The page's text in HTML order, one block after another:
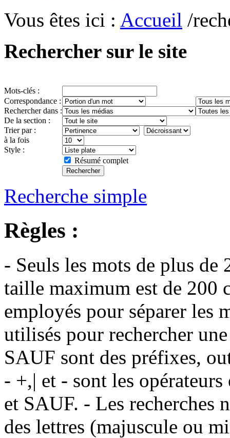
Vous êtes ici : Accueil /
Rechercher sur le site
Mots-clés :
Correspondance :
Rechercher dans :
De la section :
Trier par :
à la fois
Style :
Résumé complet
Recherche simple
Règles :
- Seuls les mots de plus de
taille maximum est de 200
employés pour séparer les
utilisés pour rechercher
SAUF sont des préfixes,
- +,| et - sont les
et SAUF. - Les recherches
des lettres (majuscule ou